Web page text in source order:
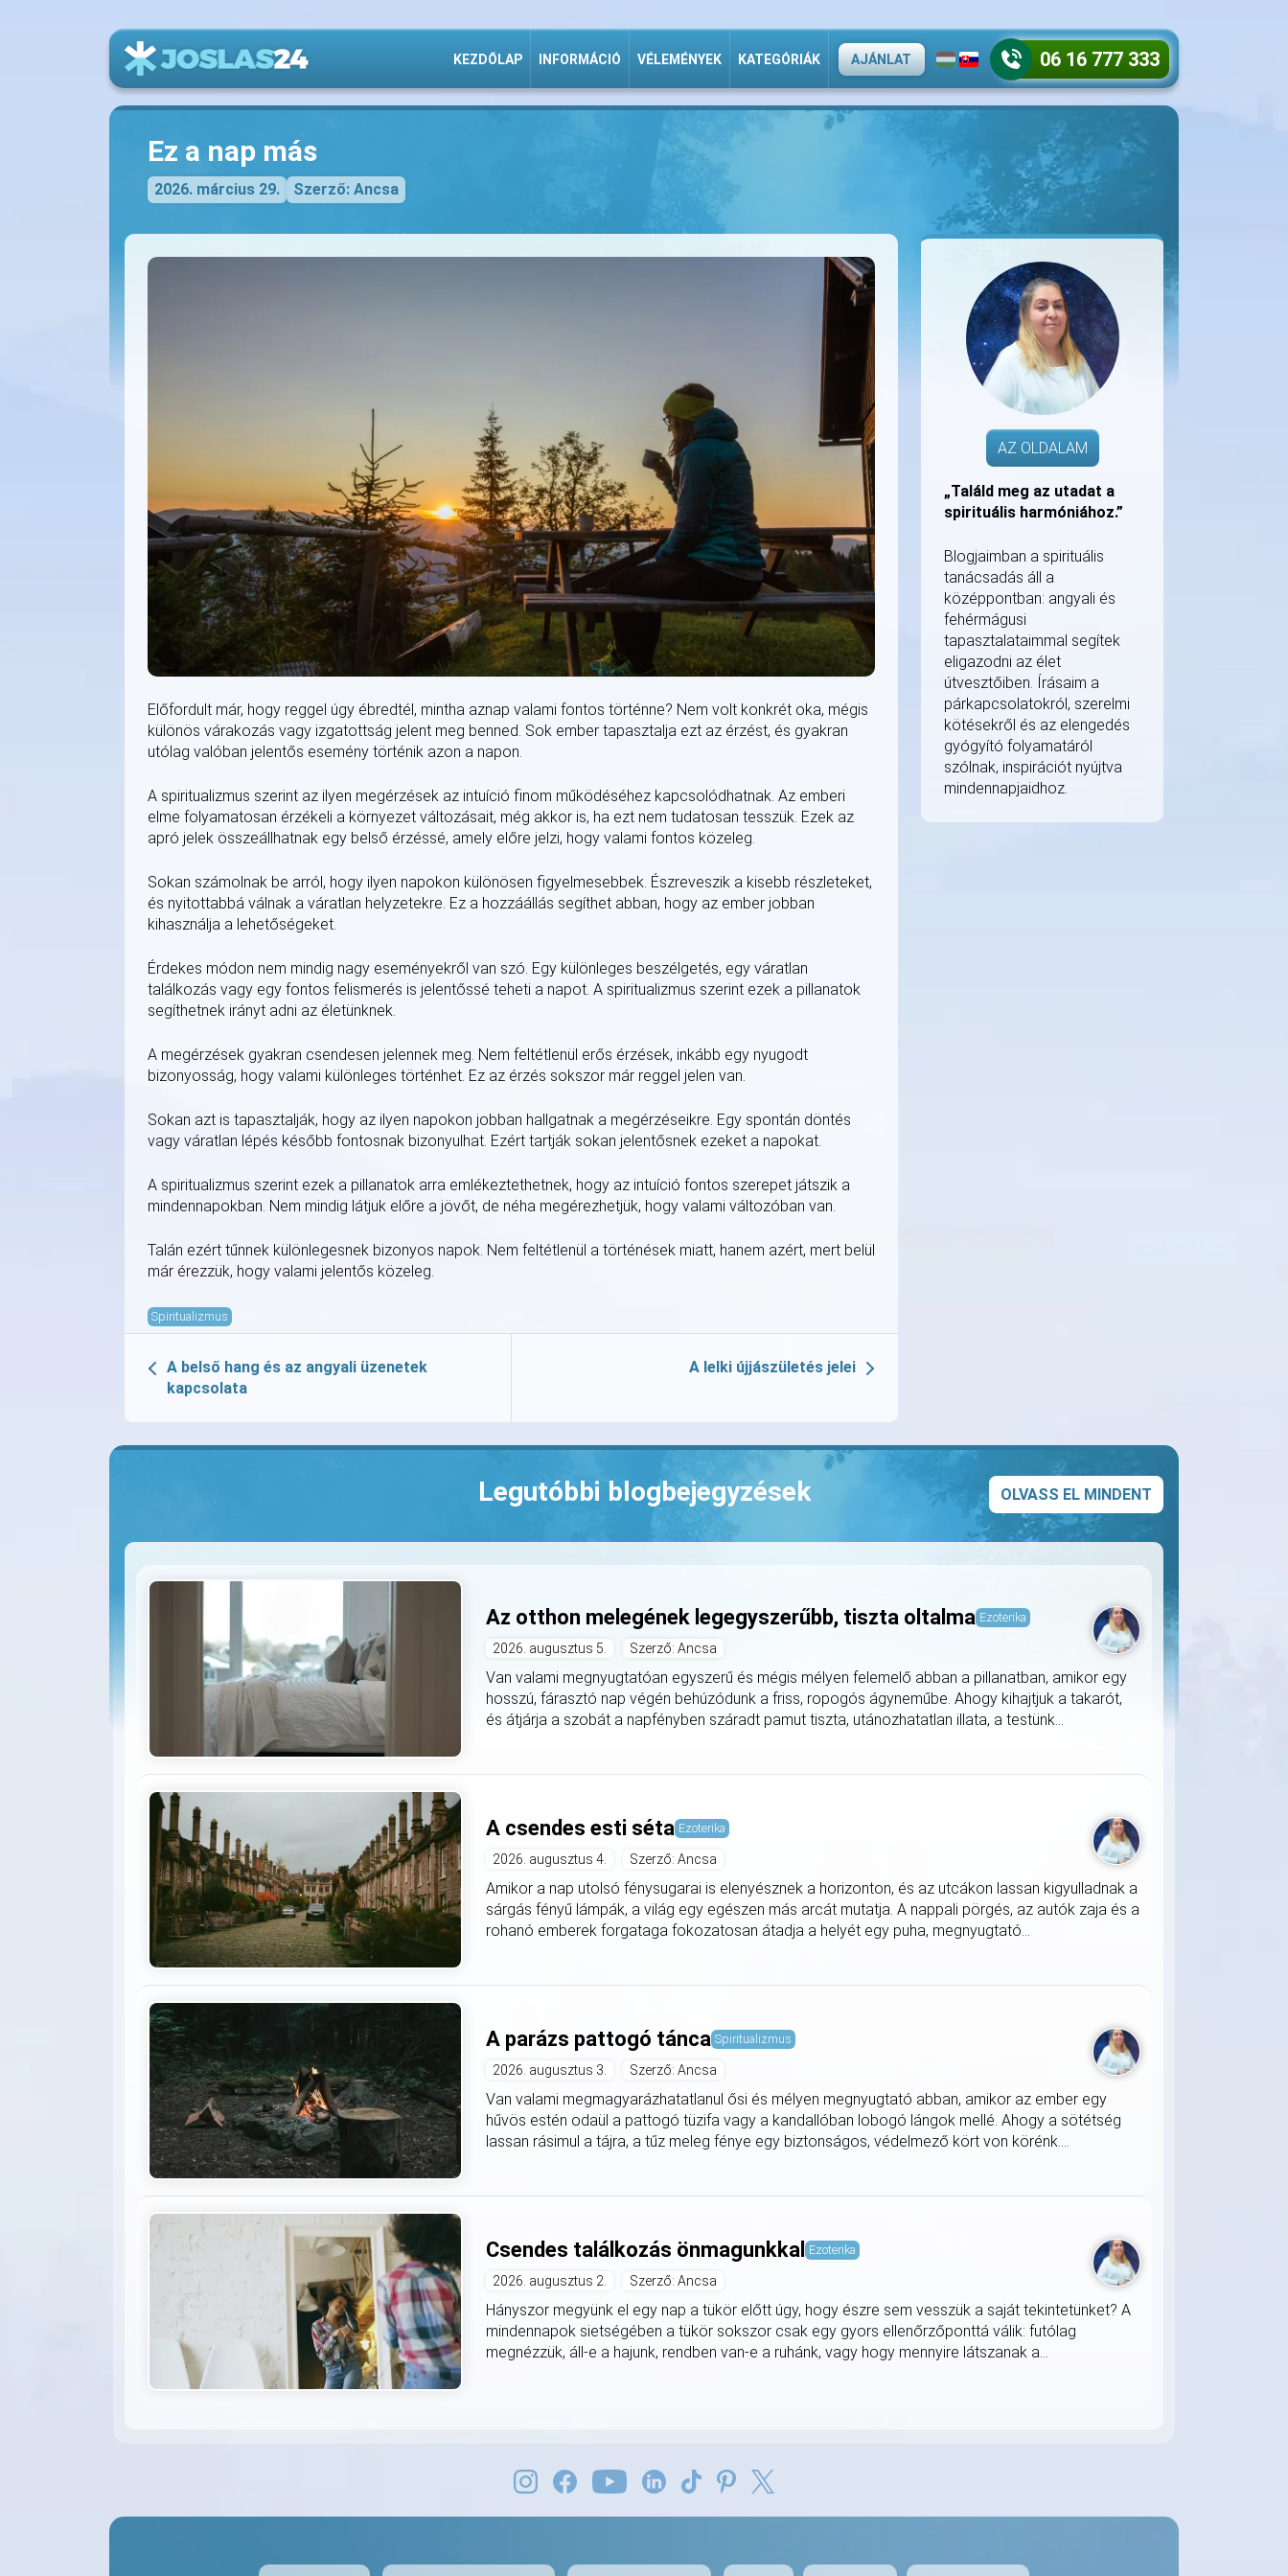
KEZDŐLAP INFORMÁCIÓ VÉLEMÉNYEK KATEGÓRIÁK AJÁNLAT 06 16 777 333
Ez a nap más
2026. március 29. Szerző: Ancsa
Előfordult már, hogy reggel úgy ébredtél, mintha aznap valami fontos történne? Nem volt konkrét oka, mégis
különös várakozás vagy izgatottság jelent meg benned. Sok ember tapasztalja ezt az érzést, és gyakran
utólag valóban jelentős esemény történik azon a napon.
A spiritualizmus szerint az ilyen megérzések az intuíció finom működéséhez kapcsolódhatnak. Az emberi
elme folyamatosan érzékeli a környezet változásait, még akkor is, ha ezt nem tudatosan tesszük. Ezek az
apró jelek összeállhatnak egy belső érzéssé, amely előre jelzi, hogy valami fontos közeleg.
Sokan számolnak be arról, hogy ilyen napokon különösen figyelmesebbek. Észreveszik a kisebb részleteket,
és nyitottabbá válnak a váratlan helyzetekre. Ez a hozzáállás segíthet abban, hogy az ember jobban
kihasználja a lehetőségeket.
Érdekes módon nem mindig nagy eseményekről van szó. Egy különleges beszélgetés, egy váratlan
találkozás vagy egy fontos felismerés is jelentőssé teheti a napot. A spiritualizmus szerint ezek a pillanatok
segíthetnek irányt adni az életünknek.
A megérzések gyakran csendesen jelennek meg. Nem feltétlenül erős érzések, inkább egy nyugodt
bizonyosság, hogy valami különleges történhet. Ez az érzés sokszor már reggel jelen van.
Sokan azt is tapasztalják, hogy az ilyen napokon jobban hallgatnak a megérzéseikre. Egy spontán döntés
vagy váratlan lépés később fontosnak bizonyulhat. Ezért tartják sokan jelentősnek ezeket a napokat.
A spiritualizmus szerint ezek a pillanatok arra emlékeztethetnek, hogy az intuíció fontos szerepet játszik a
mindennapokban. Nem mindig látjuk előre a jövőt, de néha megérezhetjük, hogy valami változóban van.
Talán ezért tűnnek különlegesnek bizonyos napok. Nem feltétlenül a történések miatt, hanem azért, mert belül
már érezzük, hogy valami jelentős közeleg.
Spiritualizmus
A belső hang és az angyali üzenetek
kapcsolata
A lelki újjászületés jelei
AZ OLDALAM
„Találd meg az utadat a
spirituális harmóniához.”
Blogjaimban a spirituális
tanácsadás áll a
középpontban: angyali és
fehérmágusi
tapasztalataimmal segítek
eligazodni az élet
útvesztőiben. Írásaim a
párkapcsolatokról, szerelmi
kötésekről és az elengedés
gyógyító folyamatáról
szólnak, inspirációt nyújtva
mindennapjaidhoz.
Legutóbbi blogbejegyzések OLVASS EL MINDENT
Az otthon melegének legegyszerűbb, tiszta oltalma Ezoterika
2026. augusztus 5. Szerző: Ancsa
Van valami megnyugtatóan egyszerű és mégis mélyen felemelő abban a pillanatban, amikor egy
hosszú, fárasztó nap végén behúzódunk a friss, ropogós ágyneműbe. Ahogy kihajtjuk a takarót,
és átjárja a szobát a napfényben száradt pamut tiszta, utánozhatatlan illata, a testünk...
A csendes esti séta Ezoterika
2026. augusztus 4. Szerző: Ancsa
Amikor a nap utolsó fénysugarai is elenyésznek a horizonton, és az utcákon lassan kigyulladnak a
sárgás fényű lámpák, a világ egy egészen más arcát mutatja. A nappali pörgés, az autók zaja és a
rohanó emberek forgataga fokozatosan átadja a helyét egy puha, megnyugtató...
A parázs pattogó tánca Spiritualizmus
2026. augusztus 3. Szerző: Ancsa
Van valami megmagyarázhatatlanul ősi és mélyen megnyugtató abban, amikor az ember egy
hűvös estén odaül a pattogó tüzifa vagy a kandallóban lobogó lángok mellé. Ahogy a sötétség
lassan rásimul a tájra, a tűz meleg fénye egy biztonságos, védelmező kört von körénk....
Csendes találkozás önmagunkkal Ezoterika
2026. augusztus 2. Szerző: Ancsa
Hányszor megyünk el egy nap a tükör előtt úgy, hogy észre sem vesszük a saját tekintetünket? A
mindennapok sietségében a tükör sokszor csak egy gyors ellenőrzőponttá válik: futólag
megnézzük, áll-e a hajunk, rendben van-e a ruhánk, vagy hogy mennyire látszanak a...